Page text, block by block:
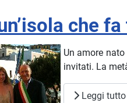
che
Un amore
invitati. La
Leggi